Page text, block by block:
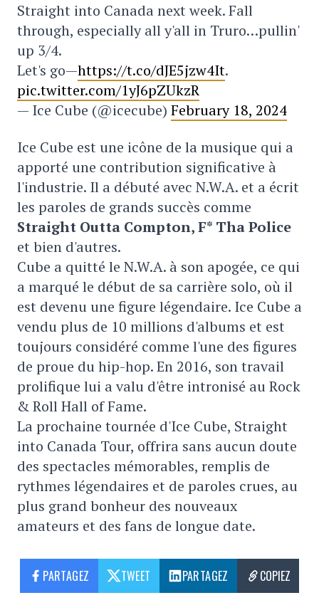
Straight into Canada next week. Fall
through, especially all y'all in Truro…pullin'
up 3/4.
Let's go—https://t.co/dJE5jzw4It.
pic.twitter.com/1yJ6pZUkzR
— Ice Cube (@icecube) February 18, 2024
Ice Cube est une icône de la musique qui a
apporté une contribution significative à
l'industrie. Il a débuté avec N.W.A. et a écrit
les paroles de grands succès comme
Straight Outta Compton, F* Tha Police
et bien d'autres.
Cube a quitté le N.W.A. à son apogée, ce qui
a marqué le début de sa carrière solo, où il
est devenu une figure légendaire. Ice Cube a
vendu plus de 10 millions d'albums et est
toujours considéré comme l'une des figures
de proue du hip-hop. En 2016, son travail
prolifique lui a valu d'être intronisé au Rock
& Roll Hall of Fame.
La prochaine tournée d'Ice Cube, Straight
into Canada Tour, offrira sans aucun doute
des spectacles mémorables, remplis de
rythmes légendaires et de paroles crues, au
plus grand bonheur des nouveaux
amateurs et des fans de longue date.
PARTAGEZ TWEET PARTAGEZ COPIEZ